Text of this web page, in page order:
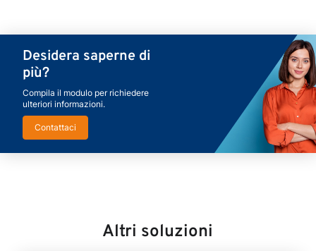
Desidera saperne di
più?
Compila il modulo per richiedere
ulteriori informazioni.
Contattaci
Altri soluzioni